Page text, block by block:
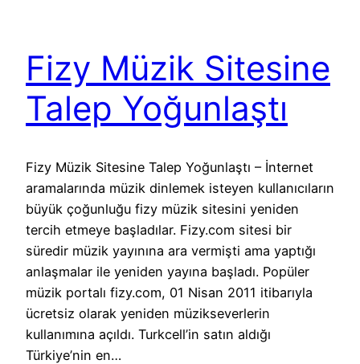
Fizy Müzik Sitesine
Talep Yoğunlaştı
Fizy Müzik Sitesine Talep Yoğunlaştı – İnternet
aramalarında müzik dinlemek isteyen kullanıcıların
büyük çoğunluğu fizy müzik sitesini yeniden
tercih etmeye başladılar. Fizy.com sitesi bir
süredir müzik yayınına ara vermişti ama yaptığı
anlaşmalar ile yeniden yayına başladı. Popüler
müzik portalı fizy.com, 01 Nisan 2011 itibarıyla
ücretsiz olarak yeniden müzikseverlerin
kullanımına açıldı. Turkcell’in satın aldığı
Türkiye’nin en…